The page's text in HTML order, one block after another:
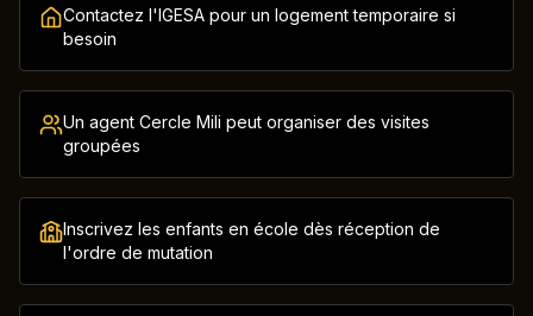
Contactez l'IGESA pour un logement temporaire si
besoin
Un agent Cercle Mili peut organiser des visites
groupées
Inscrivez les enfants en école dès réception de
l'ordre de mutation